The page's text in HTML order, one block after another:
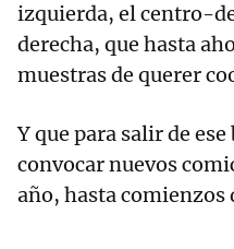
izquierda, el centro-
derecha, que hasta
muestras de querer
Y que para salir de
convocar nuevos
año, hasta comienzos